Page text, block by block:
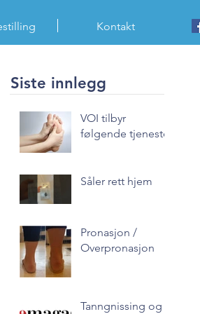
Kontakt
Kontakt
Kontakt
Siste innlegg
VOI tilbyr
følgende tjenester
Såler rett hjem
Pronasjon /
Overpronasjon
Tanngnissing og